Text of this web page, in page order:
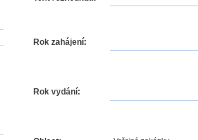
Rok zahájení:
Rok vydání: